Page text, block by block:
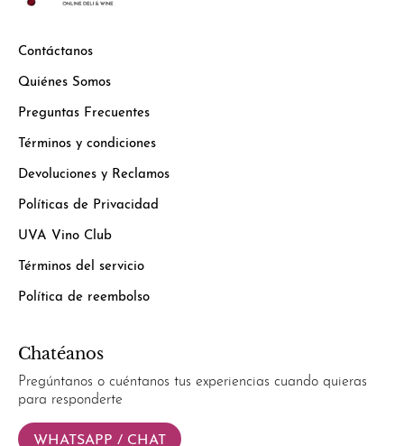
Contáctanos
Quiénes Somos
Preguntas Frecuentes
Términos y condiciones
Devoluciones y Reclamos
Políticas de Privacidad
UVA Vino Club
Términos del servicio
Política de reembolso
Chatéanos
Pregúntanos o cuéntanos tus experiencias cuando quieras
para responderte
WHATSAPP / CHAT